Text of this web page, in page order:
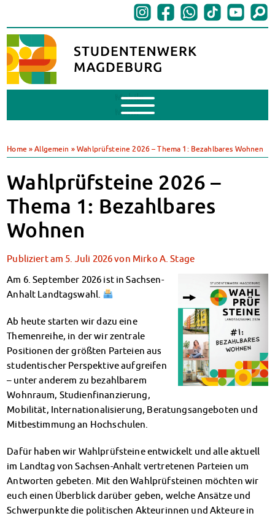
Mobile
Menu
BAföG beantragen
BAföG-FAQs
Dokumente
BAföG-Sprechstunden
Kredite & Stipendien
AnsprechpartnerInnen
Mensen & Cafeterien
Klimabewusst essen
Mensa-FAQs
MensaFeedback
AnsprechpartnerInnen
Wohnheime im Überblick
Wohnheime in Magdeburg
Wohnheime in Wernigerode
Wohnheimantrag & -service
Wohnheimtutoren
Schadensmeldung
Wohnen-FAQ
Dokumente
AnsprechpartnerInnen
Home »Allgemein »Wahlprüfsteine 2026 – Thema 1: Bezahlbares Wohnen
Wahlprüfsteine 2026 –
Thema 1: Bezahlbares
Wohnen
Publiziert am 5. Juli 2026von Mirko A. Stage
Am 6. September 2026 ist in Sachsen-
Anhalt Landtagswahl.
Ab heute starten wir dazu eine
Themenreihe, in der wir zentrale
Positionen der größten Parteien aus
studentischer Perspektive aufgreifen
– unter anderem zu bezahlbarem
Wohnraum, Studienfinanzierung,
Mobilität, Internationalisierung, Beratungsangeboten und
Mitbestimmung an Hochschulen.
Dafür haben wir Wahlprüfsteine entwickelt und alle aktuell
im Landtag von Sachsen-Anhalt vertretenen Parteien um
Antworten gebeten. Mit den Wahlprüfsteinen möchten wir
euch einen Überblick darüber geben, welche Ansätze und
Schwerpunkte die politischen Akteurinnen und Akteure in